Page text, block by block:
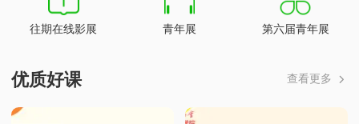
往期在线影展 青年展 第六届青年展
优质好课 查看更多